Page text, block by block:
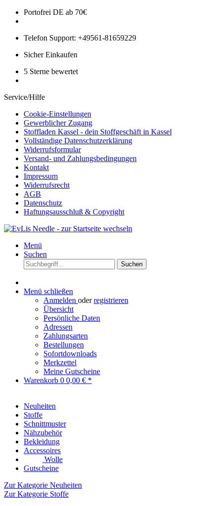
Portofrei DE ab 70€
Telefon Support: +49561-81659229
Sicher Einkaufen
5 Sterne bewertet
Service/Hilfe
Cookie-Einstellungen
Gewerblicher Zugang
Stoffladen Kassel - dein Stoffgeschäft in Kassel
Vollständige Datenschutzerklärung
Widerrufsformular
Versand- und Zahlungsbedingungen
Kontakt
Impressum
Widerrufsrecht
AGB
Datenschutz
Haftungsausschluß & Copyright
Menü
Suchen
Suchen
Menü schließen
Anmelden oderregistrieren
Übersicht
Persönliche Daten
Adressen
Zahlungsarten
Bestellungen
Sofortdownloads
Merkzettel
Meine Gutscheine
Warenkorb 0 0,00 € *
Neuheiten
Stoffe
Schnittmuster
Nähzubehör
Bekleidung
Accessoires
Wolle
Gutscheine
Zur Kategorie Neuheiten
Zur Kategorie Stoffe